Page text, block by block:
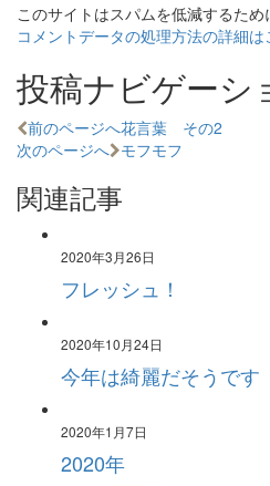
このサイトはスパムを低減するため
コメントデータの処理方法の詳細
投稿ナビゲーシ
前のページへ花言葉 その2
次のページへ モフモフ
関連記事
2020年3月26日
フレッシュ！
2020年10月24日
今年は綺麗だそうです
2020年1月7日
2020年